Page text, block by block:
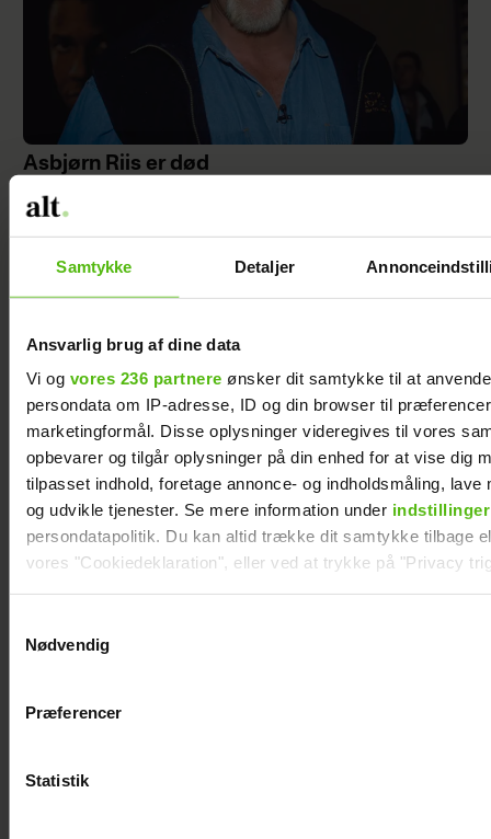
Samtykke Detaljer
Ansvarlig brug af dine data
Vi og vores 236 partnere ønsker dit samtykke til at
persondata om IP-adresse, ID og din browser til
marketingformål. Disse oplysninger videregives til vores
opbevarer og tilgår oplysninger på din enhed for at vise dig
tilpasset indhold, foretage annonce- og indholdsmåling, lave
og udvikle tjenester. Se mere information under indstillinger
persondatapolitik. Du kan altid trække dit samtykke tilbage
vores "Cookiedeklaration", eller ved at trykke på "Privacy
Vi anvender egne cookies og cookies fra tredjeparter til at
generere statistik og huske dine præferencer samt til brug
Nødvendig
Præferencer
Statistik
Asbjørn Riis er død
"Landmand"-Rasmus prøver igen: Klar til
kærlighed